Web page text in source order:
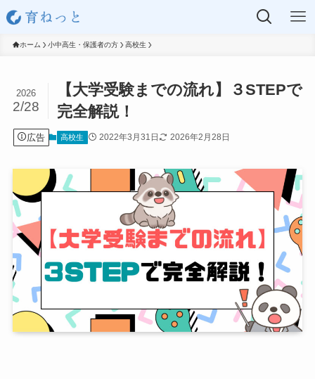
ホーム 小中高生・保護者の方 高校生
【大学受験までの流れ】３STEPで
完全解説！
2026
2/28
広告 高校生 2022年3月31日 2026年2月28日